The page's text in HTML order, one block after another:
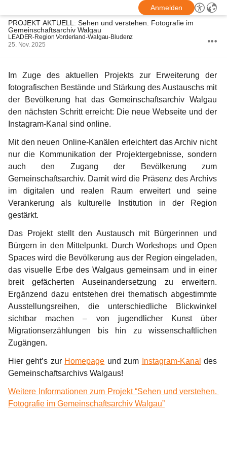
Anmelden
PROJEKT AKTUELL: Sehen und verstehen. Fotografie im
Gemeinschaftsarchiv Walgau
LEADER-Region Vorderland-Walgau-Bludenz
25. Nov. 2025
Im Zuge des aktuellen Projekts zur Erweiterung der
fotografischen Bestände und Stärkung des Austauschs mit
der Bevölkerung hat das Gemeinschaftsarchiv Walgau
den nächsten Schritt erreicht: Die neue Webseite und der
Instagram-Kanal sind online.
Mit den neuen Online-Kanälen erleichtert das Archiv nicht
nur die Kommunikation der Projektergebnisse, sondern
auch den Zugang der Bevölkerung zum
Gemeinschaftsarchiv. Damit wird die Präsenz des Archivs
im digitalen und realen Raum erweitert und seine
Verankerung als kulturelle Institution in der Region
gestärkt.
Das Projekt stellt den Austausch mit Bürgerinnen und
Bürgern in den Mittelpunkt. Durch Workshops und Open
Spaces wird die Bevölkerung aus der Region eingeladen,
das visuelle Erbe des Walgaus gemeinsam und in einer
breit gefächerten Auseinandersetzung zu erweitern.
Ergänzend dazu entstehen drei thematisch abgestimmte
Ausstellungsreihen, die unterschiedliche Blickwinkel
sichtbar machen – von jugendlicher Kunst über
Migrationserzählungen bis hin zu wissenschaftlichen
Zugängen.
Hier geht’s zur Homepage und zum Instagram-Kanal des
Gemeinschaftsarchivs Walgaus!
Weitere Informationen zum Projekt “Sehen und verstehen.
Fotografie im Gemeinschaftsarchiv Walgau”